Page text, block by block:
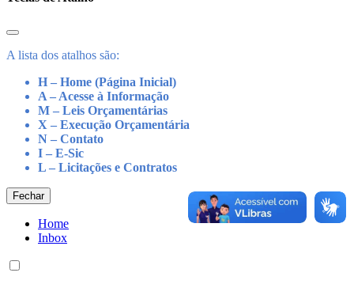
A lista dos atalhos são:
H – Home (Página Inicial)
A – Acesse à Informação
M – Leis Orçamentárias
X – Execução Orçamentária
N – Contato
I – E-Sic
L – Licitações e Contratos
Fechar
Home
Inbox